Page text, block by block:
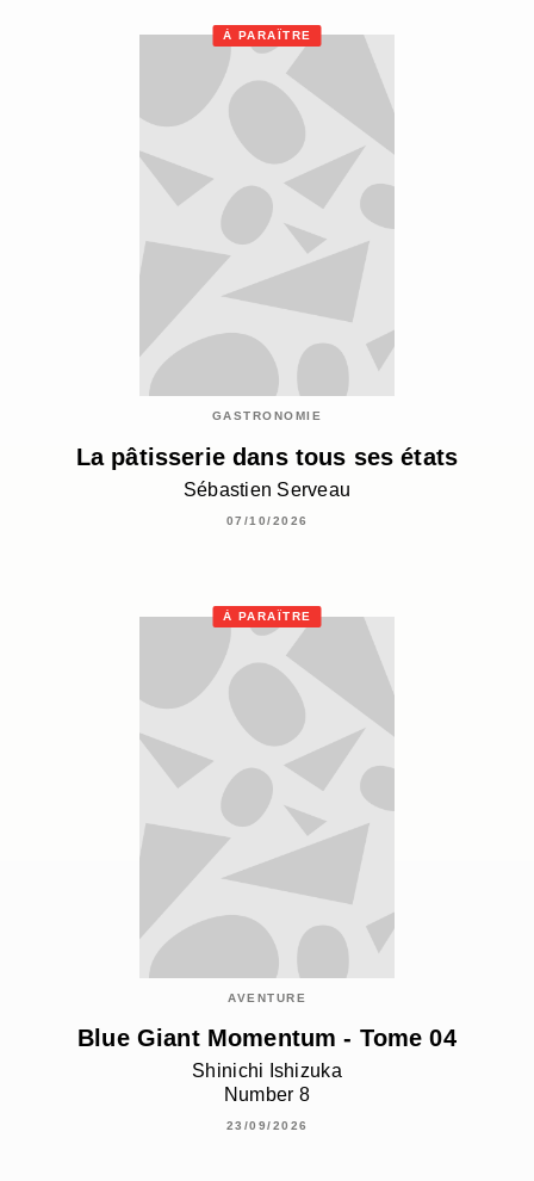
À PARAÎTRE
GASTRONOMIE
La pâtisserie dans tous ses états
Sébastien Serveau
07/10/2026
À PARAÎTRE
AVENTURE
Blue Giant Momentum - Tome 04
Shinichi Ishizuka
Number 8
23/09/2026